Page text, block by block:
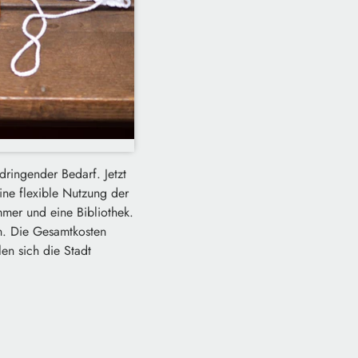
Bedarf. Jetzt
flexible Nutzung der
und eine Bibliothek.
Die Gesamtkosten
sich die Stadt